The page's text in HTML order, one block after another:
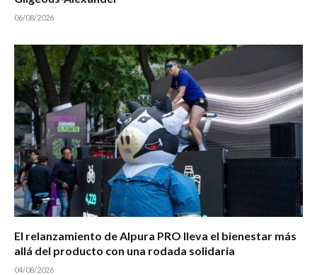
06/08/2026
El relanzamiento de Alpura PRO lleva el bienestar más
allá del producto con una rodada solidaria
04/08/2026